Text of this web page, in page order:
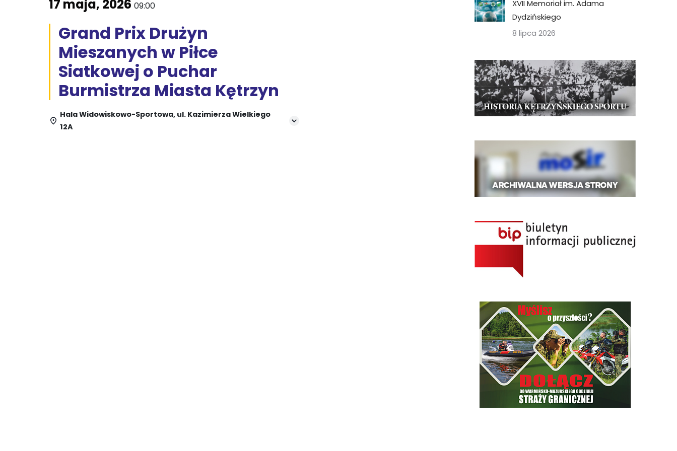
17 maja, 2026 09:00
Grand Prix Drużyn
Mieszanych w Piłce
Siatkowej o Puchar
Burmistrza Miasta Kętrzyn
Hala Widowiskowo-Sportowa, ul. Kazimierza Wielkiego
12A
XVII Memoriał im. Adama
Dydzińskiego
8 lipca 2026